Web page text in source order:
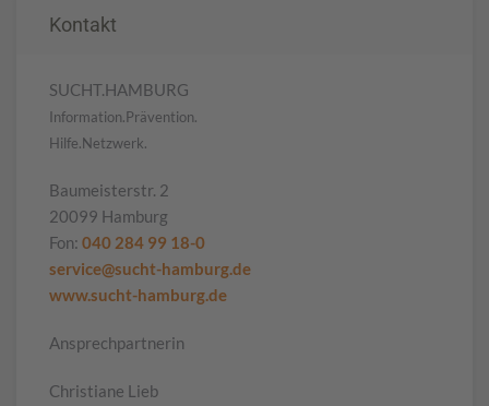
Kontakt
SUCHT.HAMBURG
Information.Prävention.
Hilfe.Netzwerk.
Baumeisterstr. 2
20099 Hamburg
Fon: 040 284 99 18-0
service@sucht-hamburg.de
www.sucht-hamburg.de
Ansprechpartnerin
Christiane Lieb